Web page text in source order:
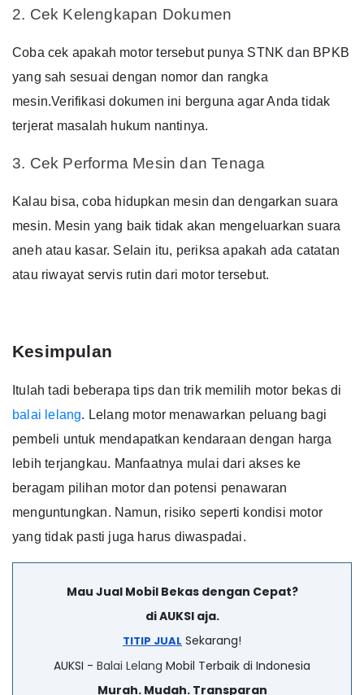
2. Cek Kelengkapan Dokumen
Coba cek apakah motor tersebut punya STNK dan BPKB
yang sah sesuai dengan nomor dan rangka
mesin.Verifikasi dokumen ini berguna agar Anda tidak
terjerat masalah hukum nantinya.
3. Cek Performa Mesin dan Tenaga
Kalau bisa, coba hidupkan mesin dan dengarkan suara
mesin. Mesin yang baik tidak akan mengeluarkan suara
aneh atau kasar. Selain itu, periksa apakah ada catatan
atau riwayat servis rutin dari motor tersebut.
Kesimpulan
Itulah tadi beberapa tips dan trik memilih motor bekas di
balai lelang. Lelang motor menawarkan peluang bagi
pembeli untuk mendapatkan kendaraan dengan harga
lebih terjangkau. Manfaatnya mulai dari akses ke
beragam pilihan motor dan potensi penawaran
menguntungkan. Namun, risiko seperti kondisi motor
yang tidak pasti juga harus diwaspadai.
Mau Jual Mobil Bekas dengan Cepat?
di AUKSI aja.
TITIP JUAL Sekarang!
AUKSI - Balai Lelang Mobil Terbaik di Indonesia
Murah. Mudah. Transparan